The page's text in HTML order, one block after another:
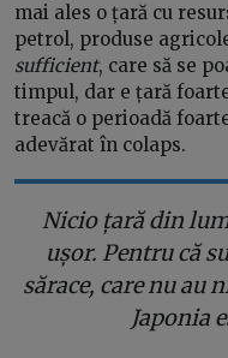
mai ales o țară cu
petrol, produse
sufficient, care să se
timpul, dar e țară
treacă o perioadă
adevărat în colaps.
Nicio țară din
ușor. Pentru că
sărace, care nu au
Japonia